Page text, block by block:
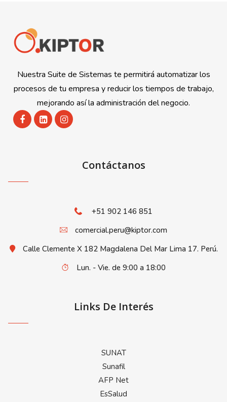
Nuestra Suite de Sistemas te permitirá automatizar los
procesos de tu empresa y reducir los tiempos de trabajo,
mejorando así la administración del negocio.
Contáctanos
+51 902 146 851
comercial.peru@kiptor.com
Calle Clemente X 182 Magdalena Del Mar Lima 17. Perú.
Lun. - Vie. de 9:00 a 18:00
Links De Interés
SUNAT
Sunafil
AFP Net
EsSalud